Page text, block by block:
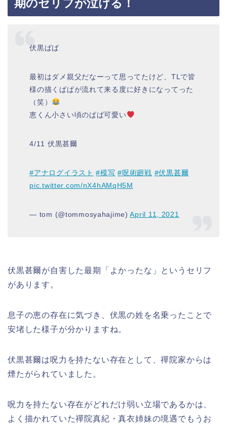
期のセリフが泣ける！
伏黒ぱぱ
最初はダメ親父だなーって思ってたけど、TLで皆
様の描くぱぱが流れて来る度に好きになってった
（笑）
恵くん小さい頃のぱぱ可愛い
4/11 伏黒甚爾
#アナログイラスト #模写 #呪術廻戦 #伏黒甚爾
pic.twitter.com/nX4hAMqH5M
— tom (@tommosyahajime)April 11, 2021
伏黒甚爾が自害した最期「よかったな」というセリフ
があります。
息子の恵の存在に気づき、伏黒の姓を名乗ったことで
安堵した様子が分かりますね。
伏黒甚爾は呪力を持たない存在として、禪院家からは
煙たがられていました。
呪力を持たない存在がどれだけ弱い立場であるかは、
よく描かれていた禪院真紀・真衣姉妹の境遇でもうお